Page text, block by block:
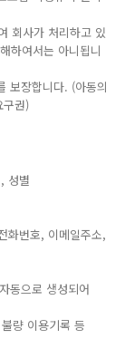
회사가 처리하고 있
하여서는 아니됩니
보장합니다. (아동의
권)
성별
화번호, 이메일주소,
동으로 생성되어
량 이용기록 등